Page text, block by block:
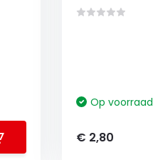
Op voorraad
€ 2,80